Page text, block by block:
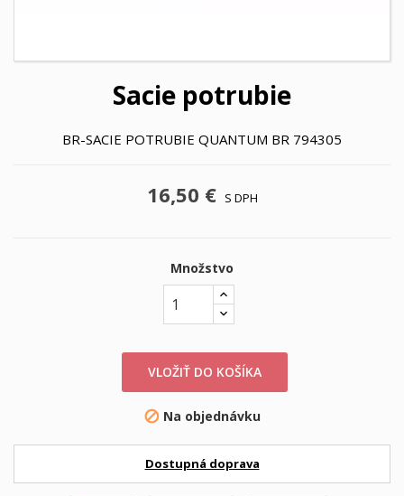
Sacie potrubie
BR-SACIE POTRUBIE QUANTUM BR 794305
16,50 € S DPH
Množstvo
VLOŽIŤ DO KOŠÍKA
 Na objednávku
Dostupná doprava